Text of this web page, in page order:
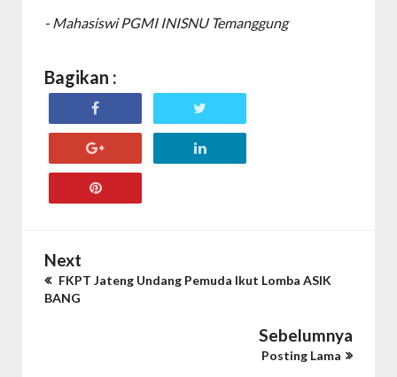
- Mahasiswi PGMI INISNU Temanggung
Bagikan :
Next
FKPT Jateng Undang Pemuda Ikut Lomba ASIK
BANG
Sebelumnya
Posting Lama